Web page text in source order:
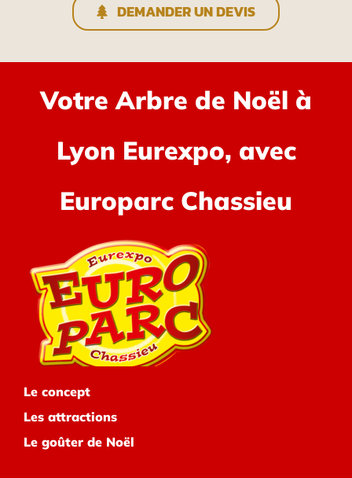
DEMANDER UN DEVIS
Votre Arbre de Noël à
Lyon Eurexpo, avec
Europarc Chassieu
Le concept
Les attractions
Le goûter de Noël